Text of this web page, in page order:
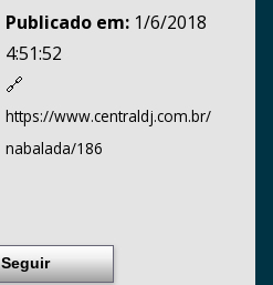
Publicado em: 1/6/2018
4:51:52
🔗
https://www.centraldj.com.br/
nabalada/186
Seguir